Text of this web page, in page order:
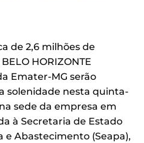
de 2,6 milhões de
HORIZONTE
Emater-MG serão
solenidade nesta quinta-
sede da empresa em
à Secretaria de Estado
Abastecimento (Seapa),